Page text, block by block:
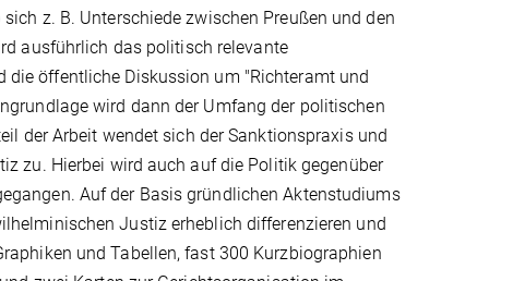
z. B. Unterschiede zwischen Preußen und den
ausführlich das politisch relevante
die öffentliche Diskussion um "Richteramt und
wird dann der Umfang der politischen
der Arbeit wendet sich der Sanktionspraxis und
zu. Hierbei wird auch auf die Politik gegenüber
Auf der Basis gründlichen Aktenstudiums
Justiz erheblich differenzieren und
und Tabellen, fast 300 Kurzbiographien